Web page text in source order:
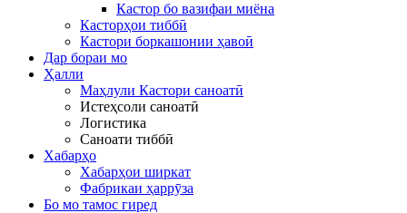
Кастор бо вазифаи миёна
Касторҳои тиббӣ
Кастори боркашонии ҳавоӣ
Дар бораи мо
Ҳалли
Маҳлули Кастори саноатӣ
Истеҳсоли саноатӣ
Логистика
Саноати тиббӣ
Хабарҳо
Хабарҳои ширкат
Фабрикаи ҳаррӯза
Бо мо тамос гиред